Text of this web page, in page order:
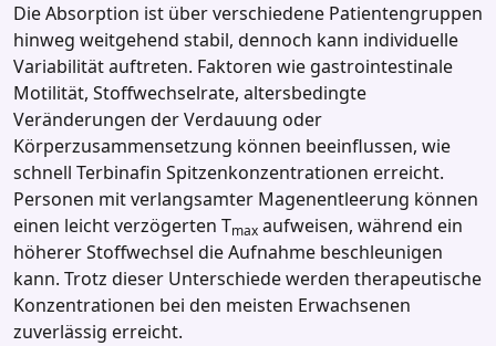
Die Absorption ist über verschiedene Patientengruppen
hinweg weitgehend stabil, dennoch kann individuelle
Variabilität auftreten. Faktoren wie gastrointestinale
Motilität, Stoffwechselrate, altersbedingte
Veränderungen der Verdauung oder
Körperzusammensetzung können beeinflussen, wie
schnell Terbinafin Spitzenkonzentrationen erreicht.
Personen mit verlangsamter Magenentleerung können
einen leicht verzögerten Tmax aufweisen, während ein
höherer Stoffwechsel die Aufnahme beschleunigen
kann. Trotz dieser Unterschiede werden therapeutische
Konzentrationen bei den meisten Erwachsenen
zuverlässig erreicht.